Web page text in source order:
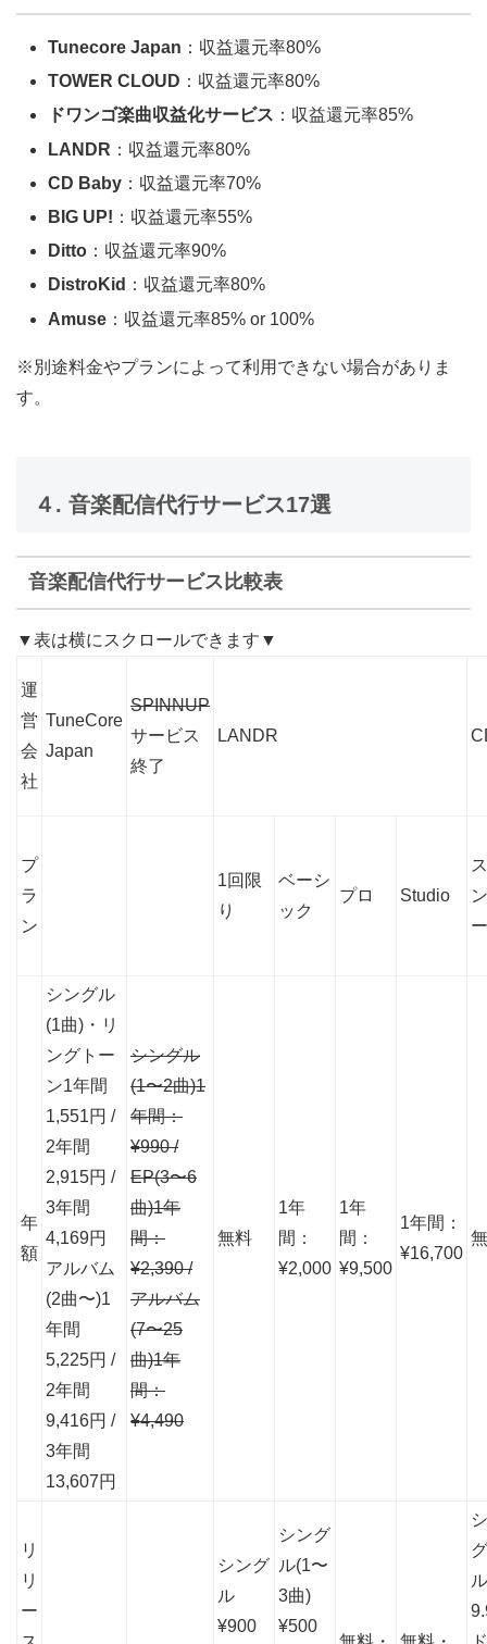
Tunecore Japan ：収益還元率80%
TOWER CLOUD ：収益還元率80%
ドワンゴ楽曲収益化サービス ：収益還元率85%
LANDR ：収益還元率80%
CD Baby ：収益還元率70%
BIG UP! ：収益還元率55%
Ditto ：収益還元率90%
DistroKid ：収益還元率80%
Amuse ：収益還元率85% or 100%
※別途料金やプランによって利用できない場合がありま
す。
４. 音楽配信代行サービス17選
音楽配信代行サービス比較表
▼表は横にスクロールできます▼
運
営
会
社
TuneCore
Japan
SPINNUP
サービス
終了
LANDR
プ
ラ
ン
1回限
り
ベーシ
ック
プロ Studio
年
額
シングル
(1曲)・リ
ングトー
ン1年間
1,551円 /
2年間
2,915円 /
3年間
4,169円
アルバム
(2曲〜)1
年間
5,225円 /
2年間
9,416円 /
3年間
13,607円
シングル
(1〜2曲)1
年間：
¥990 /
EP(3〜6
曲)1年
間：
¥2,390 /
アルバム
(7〜25
曲)1年
間：
¥4,490
無料
1年
間：
¥2,000
1年
間：
¥9,500
1年間：
¥16,700
リ
リ
ー
シング
ル
¥900
シング
ル(1〜
3曲)
¥500
グ